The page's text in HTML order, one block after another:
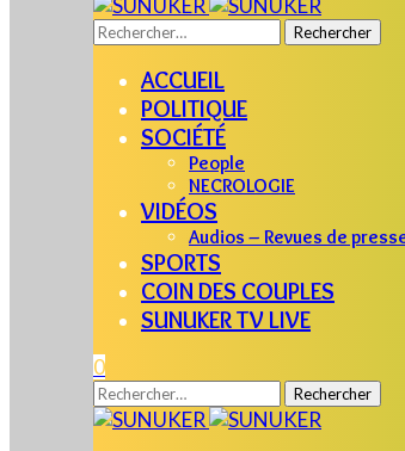
Rechercher :
ACCUEIL
POLITIQUE
SOCIÉTÉ
People
NECROLOGIE
VIDÉOS
Audios – Revues de
SPORTS
COIN DES COUPLES
SUNUKER TV LIVE
0
Rechercher :